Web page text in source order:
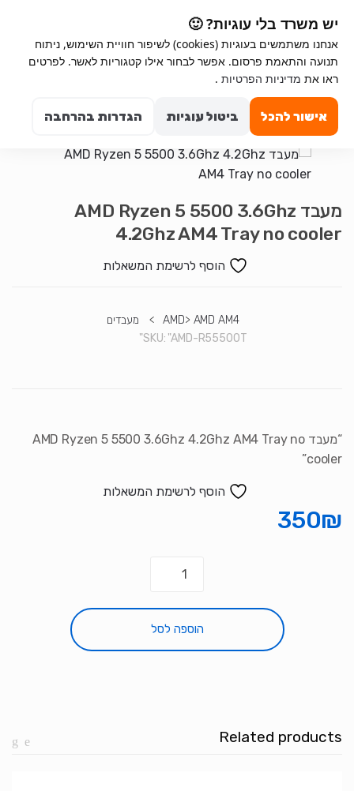
יש משרד בלי עוגיות? 🙂
אנחנו משתמשים בעוגיות (cookies) לשיפור חוויית השימוש, ניתוח
תנועה והתאמת פרסום. אפשר לבחור אילו קטגוריות לאשר. לפרטים
ראו את מדיניות הפרטיות .
אישור להכל ביטול עוגיות הגדרות בהרחבה
navigation
content
Search for:
מעבד AMD Ryzen 5 5500 3.6Ghz
4.2Ghz AM4 Tray no cooler
הוסף לרשימת המשאלות
AMD> AMD AM4
>
מעבדים
SKU: "AMD-R55500T"
“מעבד AMD Ryzen 5 5500 3.6Ghz 4.2Ghz AM4 Tray no
cooler”
הוסף לרשימת המשאלות
350₪
מעבד
AMD
הוספה לסל
Related products